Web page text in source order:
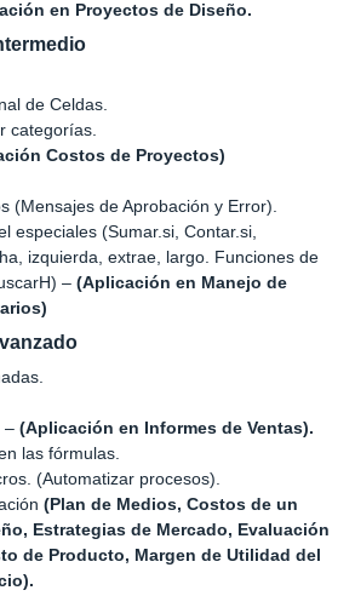
en Proyectos de Diseño.
de Celdas.
categorías.
Costos de Proyectos)
(Mensajes de Aprobación y Error).
especiales (Sumar.si, Contar.si,
izquierda, extrae, largo. Funciones de
– (Aplicación en Manejo de
– (Aplicación en Informes de Ventas).
las fórmulas.
(Automatizar procesos).
(Plan de Medios, Costos de un
Estrategias de Mercado, Evaluación
de Producto, Margen de Utilidad del